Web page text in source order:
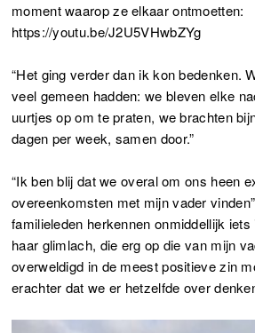
moment waarop ze elkaar ontmoetten:
https://youtu.be/J2U5VHwbZYg
“Het ging verder dan ik kon bedenken.
veel gemeen hadden: we bleven elke
uurtjes op om te praten, we brachten
dagen per week, samen door.”
“Ik ben blij dat we overal om ons heen
overeenkomsten met mijn vader
familieleden herkennen onmiddellijk
haar glimlach, die erg op die van mijn
overweldigd in de meest positieve zin
erachter dat we er hetzelfde over